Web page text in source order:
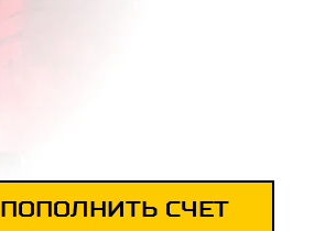
ПОПОЛНИТЬ СЧЕТ